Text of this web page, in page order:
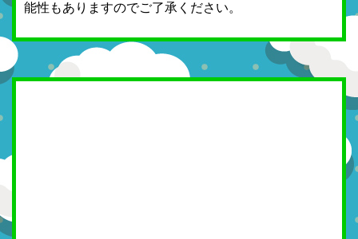
能性もありますのでご了承ください。